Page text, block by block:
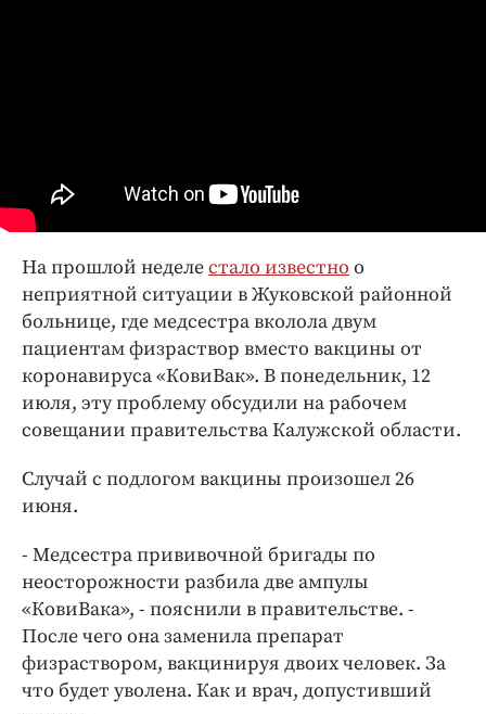
На прошлой неделестало известно о
неприятной ситуации в Жуковской районной
больнице, где медсестра вколола двум
пациентам физраствор вместо вакцины от
коронавируса «КовиВак». В понедельник, 12
июля, эту проблему обсудили на рабочем
совещании правительства Калужской области.
Случай с подлогом вакцины произошел 26
июня.
- Медсестра прививочной бригады по
неосторожности разбила две ампулы
«КовиВака», - пояснили в правительстве. -
После чего она заменила препарат
физраствором, вакцинируя двоих человек. За
что будет уволена. Как и врач, допустивший